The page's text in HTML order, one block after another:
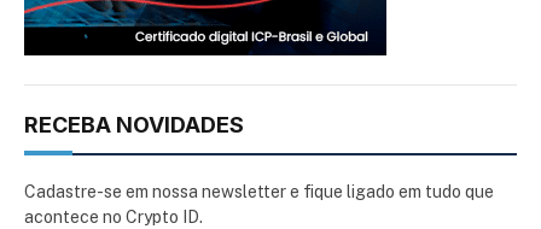
RECEBA NOVIDADES
Cadastre-se em nossa newsletter e fique ligado em tudo que
acontece no Crypto ID.